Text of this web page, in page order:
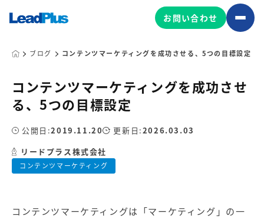
広告プロモーション
MA/CRM/SFA導入・運用
Web制作
マーケティングコンサルティング
Leadplus One
ボード
お問い合わせ
ブログ コンテンツマーケティングを成功させる、5つの目標設定
コンテンツマーケティングを成功させ
る、5つの目標設定
コンテンツマーケティング
公開日:2019.11.20 更新日:2026.03.03
リードプラス株式会社
コンテンツマーケティングは「マーケティング」の一